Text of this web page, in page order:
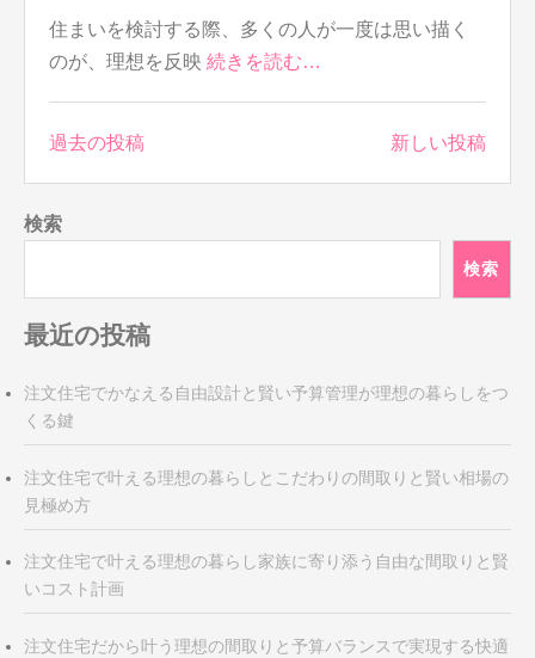
住まいを検討する際、多くの人が一度は思い描く
のが、理想を反映 続きを読む…
投
ビ
シ
ョ
ン
過去の投稿 新しい投稿
検索
検索
最近の投稿
注文住宅でかなえる自由設計と賢い予算管理が理想の暮らしをつ
くる鍵
注文住宅で叶える理想の暮らしとこだわりの間取りと賢い相場の
見極め方
注文住宅で叶える理想の暮らし家族に寄り添う自由な間取りと賢
いコスト計画
注文住宅だから叶う理想の間取りと予算バランスで実現する快適